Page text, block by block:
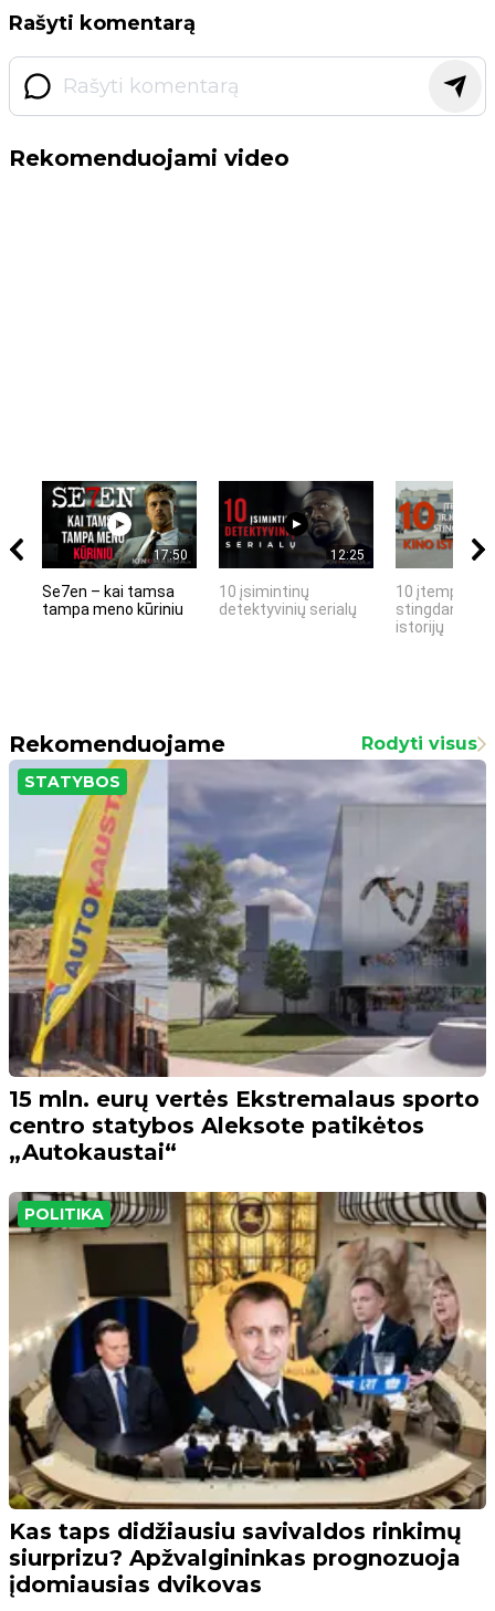
Rašyti komentarą
Rekomenduojami video
17:50
Se7en – kai tamsa
tampa meno kūriniu
12:25
10 įsimintinų
detektyvinių serialų
10 įtemptų,
stingdančių
istorijų
Rekomenduojame Rodyti visus
STATYBOS
15 mln. eurų vertės Ekstremalaus sporto
centro statybos Aleksote patikėtos
„Autokaustai“
POLITIKA
Kas taps didžiausiu savivaldos rinkimų
siurprizu? Apžvalgininkas prognozuoja
įdomiausias dvikovas